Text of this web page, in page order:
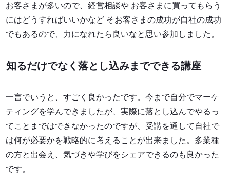
お客さまが多いので、経営相談や お客さまに買ってもらう
にはどうすればいいかなど そお客さまの成功が自社の成功
でもあるので、力になれたら良いなと思い参加しました。
知るだけでなく落とし込みまでできる講座
一言でいうと、すごく良かったです。今まで自分でマーケ
ティングを学んできましたが、実際に落とし込んでやるっ
てことまではできなかったのですが、受講を通して自社で
は何が必要かを戦略的に考えることが出来ました。多業種
の方と出会え、気づきや学びをシェアできるのも良かった
です。